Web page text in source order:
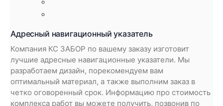
Адресный навигационный указатель
Компания КС ЗАБОР по вашему заказу изготовит
лучшие адресные навигационные указатели. Мы
разработаем дизайн, порекомендуем вам
оптимальный материал, а также выполним заказ в
четко оговоренный срок. Информацию про стоимость
комплекса работ вы можете получить, позвонив по